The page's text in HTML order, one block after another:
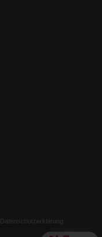
Datenschutzerklärung